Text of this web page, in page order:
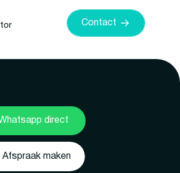
Contact
direct
Afspraak maken